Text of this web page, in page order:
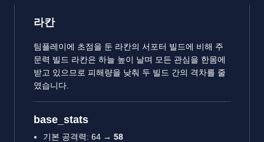
라칸
팀플레이에 초점을 둔 라칸의 서포터 빌드에 비해 주
문력 빌드 라칸은 하늘 높이 날며 모든 관심을 한몸에
받고 있으므로 피해량을 낮춰 두 빌드 간의 격차를 줄
였습니다.
base_stats
기본 공격력: 64 → 58